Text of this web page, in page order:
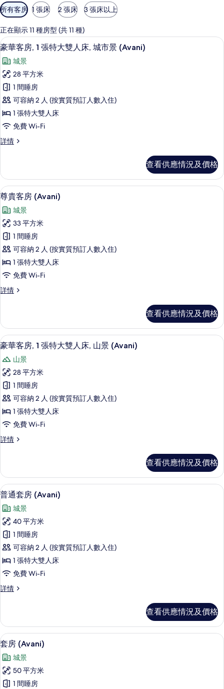
可
用
嘅
客
房
篩
選
條
件
所有客房 1 張床 2 張床 3 張床以上
正在顯示 11 種房型 (共 11 種)
載
入
所
有
豪
華
客
房,
1
特
大
雙
人
床,
城
市
景
(Avani)
的
房內夾萬、書桌、遮光窗簾/窗簾、免
6
豪華客房, 1 張特大雙人床, 城市景 (Avani)
城景
28 平方米
1 間睡房
可容納 2 人 (按實質預訂人數入住)
1 張特大雙人床
免費 Wi-Fi
詳情
豪
1
張
特
大
雙
人
床,
城
市
景
(Avani)
詳
查看供應情況及價格
載
入
所
有
尊
貴
客
房
(Avani)
相
片
尊貴客房 (Avani) | 房內夾萬、書桌、
8
尊貴客房 (Avani)
城景
33 平方米
1 間睡房
可容納 2 人 (按實質預訂人數入住)
1 張特大雙人床
免費 Wi-Fi
詳情
尊
(Avani)
詳
情
查看供應情況及價格
載
入
所
有
豪
華
客
房,
1
特
大
雙
人
床,
山
景
(Avani)
的
相
房內夾萬、書桌、遮光窗簾/窗簾、免
7
豪華客房, 1 張特大雙人床, 山景 (Avani)
山景
28 平方米
1 間睡房
可容納 2 人 (按實質預訂人數入住)
1 張特大雙人床
免費 Wi-Fi
詳情
豪
1
張
特
大
雙
人
床,
山
景
(Avani)
詳
情
查看供應情況及價格
載
入
所
有
普
通
套
房
(Avani)
相
片
9
普通套房 (Avani)
城景
40 平方米
1 間睡房
可容納 2 人 (按實質預訂人數入住)
1 張特大雙人床
免費 Wi-Fi
詳情
普
(Avani)
詳
情
查看供應情況及價格
載
入
所
有
房內夾萬、書桌、遮光窗簾/窗簾、免
10
套房 (Avani)
城景
50 平方米
1 間睡房